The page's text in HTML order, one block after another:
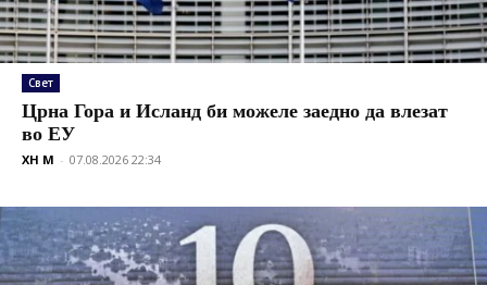
Свет
Црна Гора и Исланд би можеле заедно да влезат
во ЕУ
XH M - 07.08.2026 22:34